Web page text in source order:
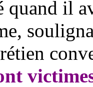
quand il